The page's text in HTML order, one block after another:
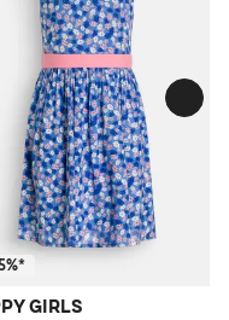
GIRLS